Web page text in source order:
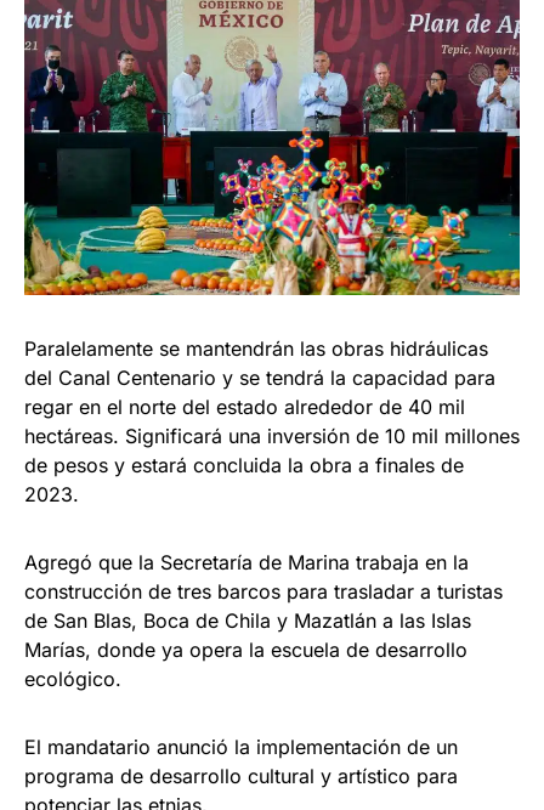
Paralelamente se mantendrán las obras hidráulicas
del Canal Centenario y se tendrá la capacidad para
regar en el norte del estado alrededor de 40 mil
hectáreas. Significará una inversión de 10 mil millones
de pesos y estará concluida la obra a finales de
2023.
Agregó que la Secretaría de Marina trabaja en la
construcción de tres barcos para trasladar a turistas
de San Blas, Boca de Chila y Mazatlán a las Islas
Marías, donde ya opera la escuela de desarrollo
ecológico.
El mandatario anunció la implementación de un
programa de desarrollo cultural y artístico para
potenciar las etnias.